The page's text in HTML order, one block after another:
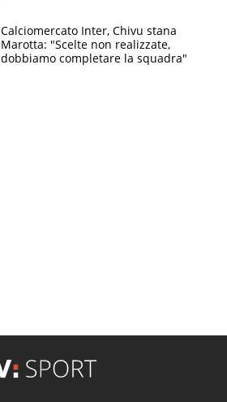
Calciomercato Inter, Chivu stana
Marotta: "Scelte non realizzate,
dobbiamo completare la squadra"